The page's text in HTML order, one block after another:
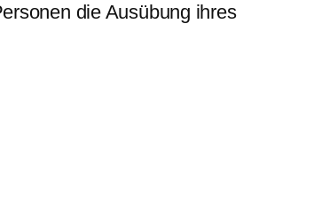
die Ausübung ihres